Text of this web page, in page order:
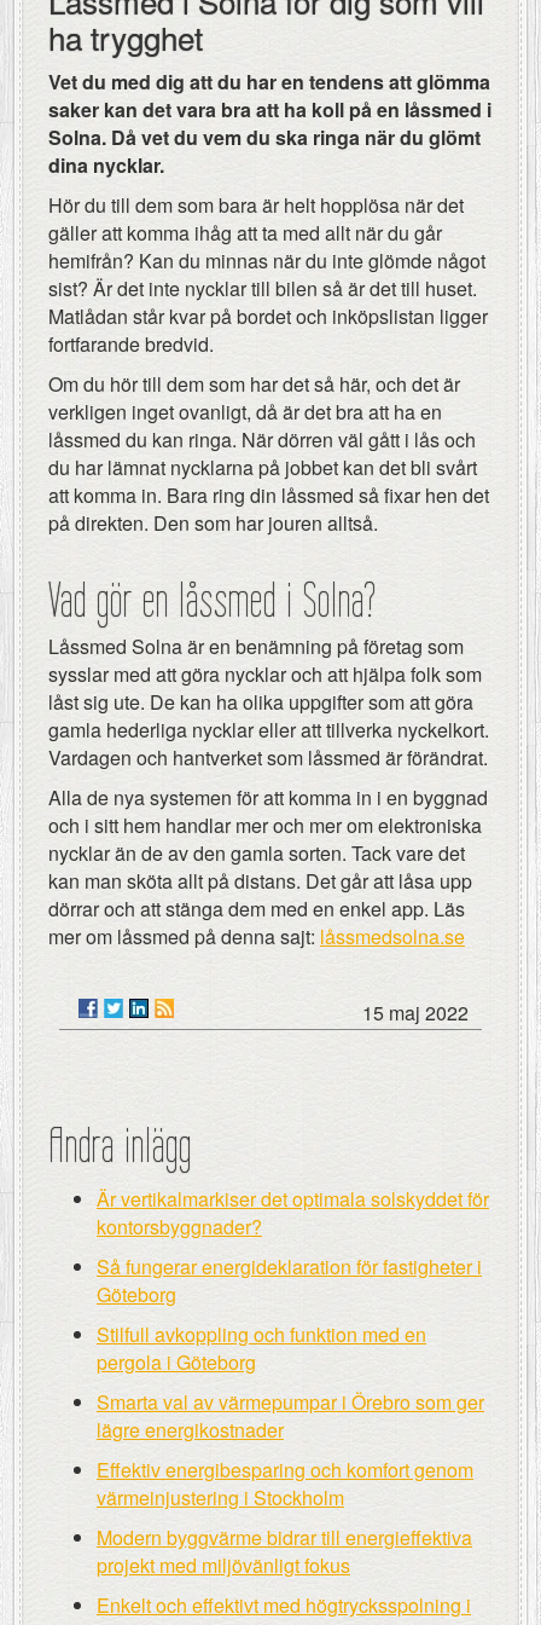
ha trygghet
Vet du med dig att du har en tendens att glömma
saker kan det vara bra att ha koll på en låssmed i
Solna. Då vet du vem du ska ringa när du glömt
dina nycklar.
Hör du till dem som bara är helt hopplösa när det
gäller att komma ihåg att ta med allt när du går
hemifrån? Kan du minnas när du inte glömde något
sist? Är det inte nycklar till bilen så är det till huset.
Matlådan står kvar på bordet och inköpslistan ligger
fortfarande bredvid.
Om du hör till dem som har det så här, och det är
verkligen inget ovanligt, då är det bra att ha en
låssmed du kan ringa. När dörren väl gått i lås och
du har lämnat nycklarna på jobbet kan det bli svårt
att komma in. Bara ring din låssmed så fixar hen det
på direkten. Den som har jouren alltså.
Vad gör en låssmed i Solna?
Låssmed Solna är en benämning på företag som
sysslar med att göra nycklar och att hjälpa folk som
låst sig ute. De kan ha olika uppgifter som att göra
gamla hederliga nycklar eller att tillverka nyckelkort.
Vardagen och hantverket som låssmed är förändrat.
Alla de nya systemen för att komma in i en byggnad
och i sitt hem handlar mer och mer om elektroniska
nycklar än de av den gamla sorten. Tack vare det
kan man sköta allt på distans. Det går att låsa upp
dörrar och att stänga dem med en enkel app. Läs
mer om låssmed på denna sajt: låssmedsolna.se
15 maj 2022
Andra inlägg
Är vertikalmarkiser det optimala solskyddet för
kontorsbyggnader?
Så fungerar energideklaration för fastigheter i
Göteborg
Stilfull avkoppling och funktion med en
pergola i Göteborg
Smarta val av värmepumpar i Örebro som ger
lägre energikostnader
Effektiv energibesparing och komfort genom
värmeinjustering i Stockholm
Modern byggvärme bidrar till energieffektiva
projekt med miljövänligt fokus
Enkelt och effektivt med högtrycksspolning i